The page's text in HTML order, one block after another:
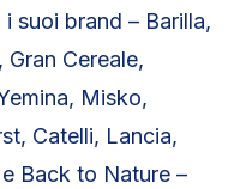
suoi brand – Barilla,
Cereale,
Misko,
Catelli, Lancia,
Back to Nature –